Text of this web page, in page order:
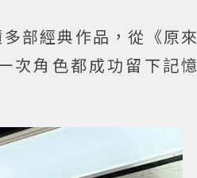
部經典作品，從《原來
次角色都成功留下記憶